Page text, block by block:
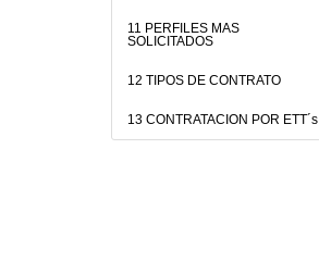
11 PERFILES MAS
SOLICITADOS
12 TIPOS DE CONTRATO
13 CONTRATACION POR ETT´s